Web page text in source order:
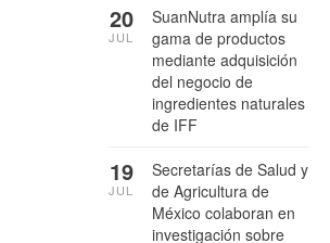
SuanNutra amplía su
gama de productos
mediante adquisición
del negocio de
ingredientes naturales
de IFF
20
JUL
Secretarías de Salud y
de Agricultura de
México colaboran en
investigación sobre
19
JUL